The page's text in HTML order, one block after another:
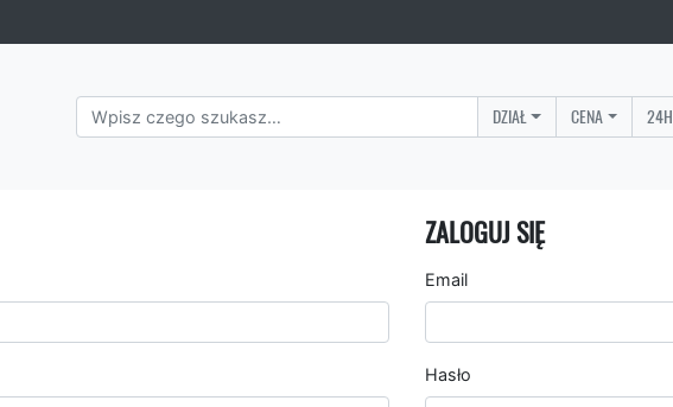
DZIAŁ CENA
ZALOGUJ SIĘ
Email
Hasło